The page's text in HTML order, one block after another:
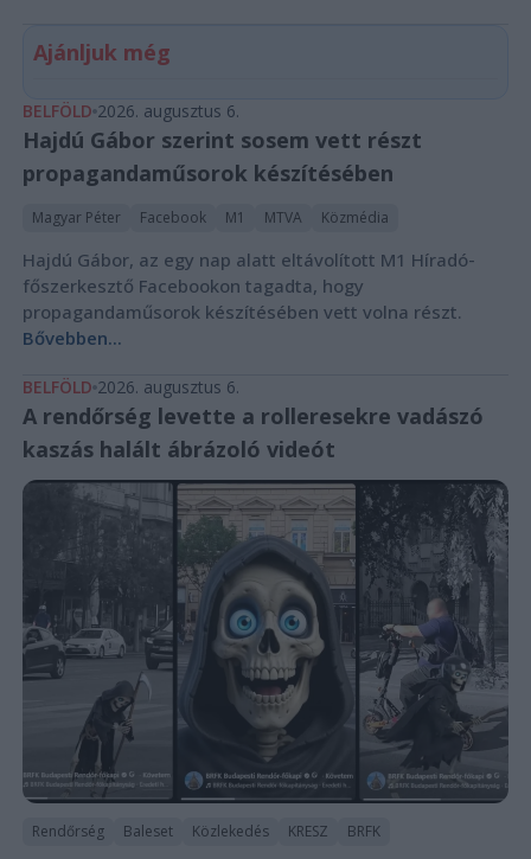
Ajánljuk még
BELFÖLD 2026. augusztus 6.
Hajdú Gábor szerint sosem vett részt
propagandaműsorok készítésében
Magyar Péter Facebook M1 MTVA Közmédia
Hajdú Gábor, az egy nap alatt eltávolított M1 Híradó-
főszerkesztő Facebookon tagadta, hogy
propagandaműsorok készítésében vett volna részt.
Bővebben...
BELFÖLD 2026. augusztus 6.
A rendőrség levette a rolleresekre vadászó
kaszás halált ábrázoló videót
Rendőrség Baleset Közlekedés KRESZ BRFK